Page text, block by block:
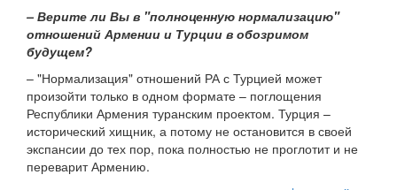
– Верите ли Вы в "полноценную нормализацию"
отношений Армении и Турции в обозримом
будущем?
– "Нормализация" отношений РА с Турцией может
произойти только в одном формате – поглощения
Республики Армения туранским проектом. Турция –
исторический хищник, а потому не остановится в своей
экспансии до тех пор, пока полностью не проглотит и не
переварит Армению.